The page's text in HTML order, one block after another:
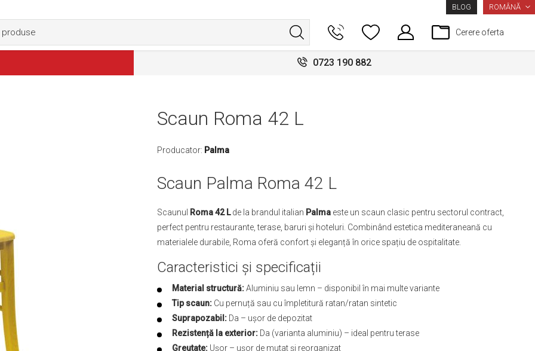
BLOG LIMBA
ROMÂNĂ
Cerere oferta
0723 190 882
Scaun Roma 42 L
Producator: Palma
Scaun Palma Roma 42 L
Scaunul Roma 42 Lde la brandul italian Palma este un scaun clasic pentru sectorul contract,
perfect pentru restaurante, terase, baruri și hoteluri. Combinând estetica mediteraneană cu
materialele durabile, Roma oferă confort și eleganță în orice spațiu de ospitalitate.
Caracteristici și specificații
Material structură:Aluminiu sau lemn – disponibil în mai multe variante
Tip scaun: Cu pernuță sau cu împletitură ratan/ratan sintetic
Suprapozabil: Da – ușor de depozitat
Rezistență la exterior: Da (varianta aluminiu) – ideal pentru terase
Greutate: Ușor – ușor de mutat și reorganizat